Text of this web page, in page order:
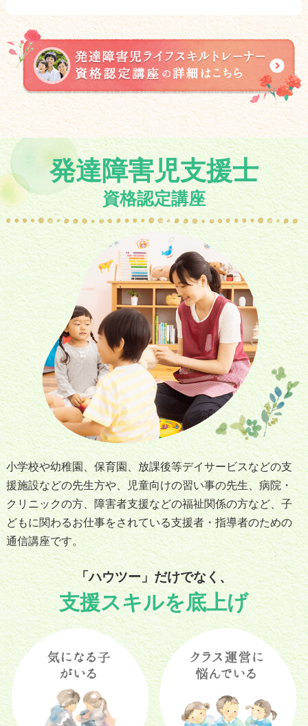
発達障害児支援士
資格認定講座
小学校や幼稚園、保育園、放課後等デイサービスなどの支
援施設などの先生方や、児童向けの習い事の先生、病院・
クリニックの方、障害者支援などの福祉関係の方など、子
どもに関わるお仕事をされている支援者・指導者のための
通信講座です。
「ハウツー」だけでなく、
支援スキルを底上げ